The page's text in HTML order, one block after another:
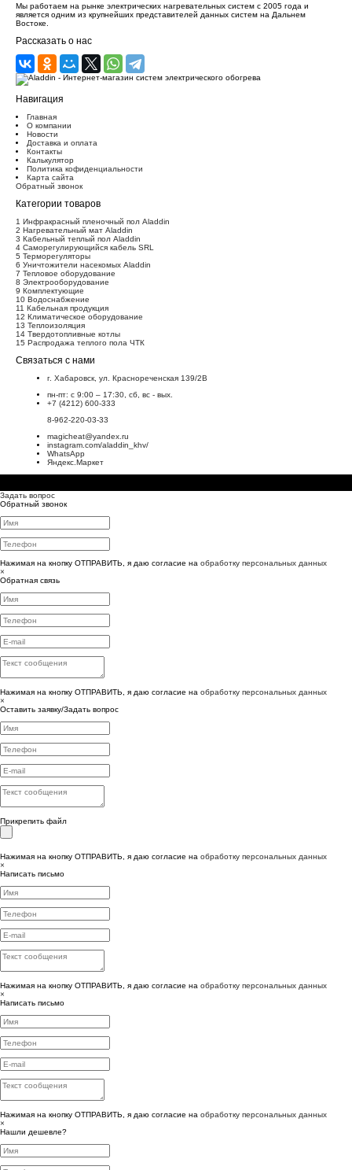
Мы работаем на рынке электрических нагревательных систем с 2005 года и
является одним из крупнейших представителей данных систем на Дальнем
Востоке.
Рассказать о нас
Навигация
Главная
О компании
Новости
Доставка и оплата
Контакты
Калькулятор
Политика кофиденциальности
Карта сайта
Обратный звонок
Категории товаров
1 Инфракрасный пленочный пол Aladdin
2 Нагревательный мат Aladdin
3 Кабельный теплый пол Aladdin
4 Саморегулирующийся кабель SRL
5 Терморегуляторы
6 Уничтожители насекомых Aladdin
7 Тепловое оборудование
8 Электрооборудование
9 Комплектующие
10 Водоснабжение
11 Кабельная продукция
12 Климатическое оборудование
13 Теплоизоляция
14 Твердотопливные котлы
15 Распродажа теплого пола ЧТК
Связаться с нами
г. Хабаровск, ул. Краснореченская 139/2В
пн-пт: с 9:00 – 17:30, сб, вс - вых.
+7 (4212) 600-333
8-962-220-03-33
magicheat@yandex.ru
instagram.com/aladdin_khv/
WhatsApp
Яндекс.Маркет
Задать вопрос
Обратный звонок
Нажимая на кнопку ОТПРАВИТЬ, я даю согласие на обработку персональных данных
×
Обратная связь
Нажимая на кнопку ОТПРАВИТЬ, я даю согласие на обработку персональных данных
×
Оставить заявку/Задать вопрос
Прикрепить файл
Нажимая на кнопку ОТПРАВИТЬ, я даю согласие на обработку персональных данных
×
Написать письмо
Нажимая на кнопку ОТПРАВИТЬ, я даю согласие на обработку персональных данных
×
Написать письмо
Нажимая на кнопку ОТПРАВИТЬ, я даю согласие на обработку персональных данных
×
Нашли дешевле?